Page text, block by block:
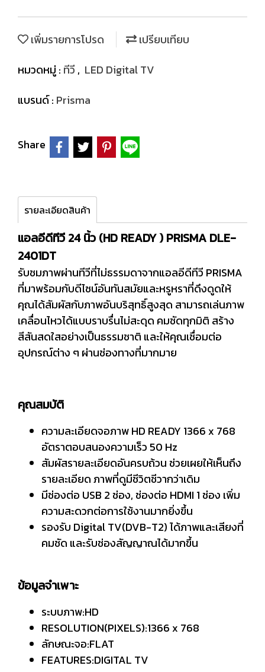
เพิ่มรายการโปรด
เปรียบเทียบ
หมวดหมู่ : ทีวี , LED Digital TV
แบรนด์ : Prisma
Share
รายละเอียดสินค้า
แอลอีดีทีวี 24 นิ้ว (HD READY ) PRISMA DLE-
2401DT
รับชมภาพผ่านทีวีที่ไม่ธรรมดาจากแอลอีดีทีวี PRISMA
ที่มาพร้อมกับดีไซน์อันทันสมัยและหรูหราที่ดึงดูดให้
คุณได้สัมผัสกับภาพอันบริสุทธิ์สูงสุด สามารถเล่นภาพ
เคลื่อนไหวได้แบบราบรื่นไม่สะดุด คมชัดทุกมิติ สร้าง
สีสันสดใสอย่างเป็นธรรมชาติ และให้คุณเชื่อมต่อ
อุปกรณ์ต่าง ๆ ผ่านช่องทางที่มากมาย
คุณสมบัติ
ความละเอียดจอภาพ HD READY 1366 x 768
อัตราตอบสนองความเร็ว 50 Hz
สัมผัสรายละเอียดอันครบถ้วน ช่วยเผยให้เห็นถึง
รายละเอียด ภาพที่ดูมีชีวิตชีวากว่าเดิม
มีช่องต่อ USB 2 ช่อง, ช่องต่อ HDMI 1 ช่อง เพิ่ม
ความสะดวกต่อการใช้งานมากยิ่งขึ้น
รองรับ Digital TV(DVB-T2) ได้ภาพและเสียงที่
คมชัด และรับช่องสัญญาณได้มากขึ้น
ข้อมูลจำเพาะ
ระบบภาพ:HD
RESOLUTION(PIXELS):1366 x 768
ลักษณะจอ:FLAT
FEATURES:DIGITAL TV